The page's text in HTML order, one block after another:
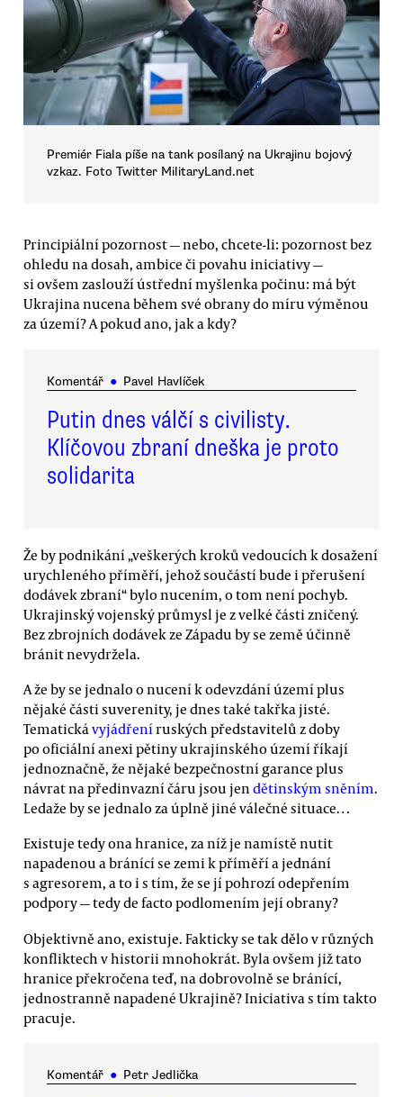
Premiér Fiala píše na tank posílaný na Ukrajinu bojový
vzkaz. Foto Twitter MilitaryLand.net
Principiální pozornost — nebo, chcete-li: pozornost bez
ohledu na dosah, ambice či povahu iniciativy —
si ovšem zaslouží ústřední myšlenka počinu: má být
Ukrajina nucena během své obrany do míru výměnou
za území? A pokud ano, jak a kdy?
Komentář ● Pavel Havlíček
Putin dnes válčí s civilisty.
Klíčovou zbraní dneška je proto
solidarita
Že by podnikání „veškerých kroků vedoucích k dosažení
urychleného příměří, jehož součástí bude i přerušení
dodávek zbraní“ bylo nucením, o tom není pochyb.
Ukrajinský vojenský průmysl je z velké části zničený.
Bez zbrojních dodávek ze Západu by se země účinně
bránit nevydržela.
A že by se jednalo o nucení k odevzdání území plus
nějaké části suverenity, je dnes také takřka jisté.
Tematická vyjádření ruských představitelů z doby
po oficiální anexi pětiny ukrajinského území říkají
jednoznačně, že nějaké bezpečnostní garance plus
návrat na předinvazní čáru jsou jen dětinským sněním.
Ledaže by se jednalo za úplně jiné válečné situace…
Existuje tedy ona hranice, za níž je namístě nutit
napadenou a bránící se zemi k příměří a jednání
s agresorem, a to i s tím, že se jí pohrozí odepřením
podpory — tedy de facto podlomením její obrany?
Objektivně ano, existuje. Fakticky se tak dělo v různých
konfliktech v historii mnohokrát. Byla ovšem již tato
hranice překročena teď, na dobrovolně se bránící,
jednostranně napadené Ukrajině? Iniciativa s tím takto
pracuje.
Komentář ● Petr Jedlička